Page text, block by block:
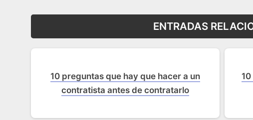
ENTRADAS
10 preguntas que hay que hacer a un
contratista antes de contratarlo